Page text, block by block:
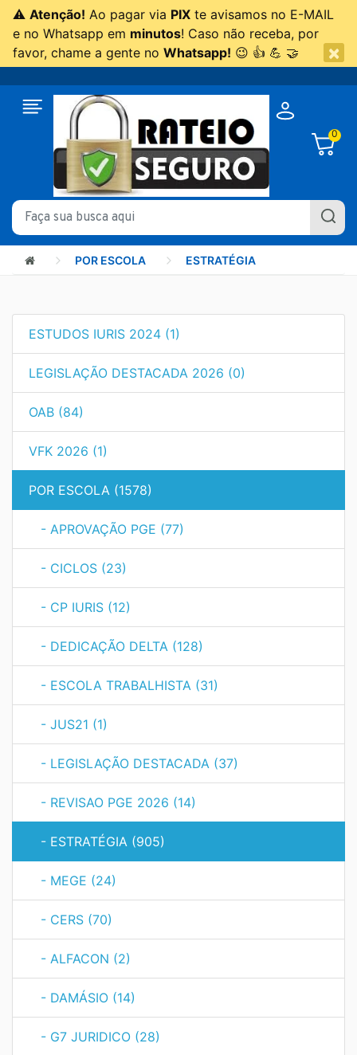
⚠ Atenção! Ao pagar via PIX te avisamos no E-MAIL
e no Whatsapp em minutos! Caso não receba, por
favor, chame a gente no Whatsapp! 😉 👍 💪 🤝 ×
0
POR ESCOLA ESTRATÉGIA
ESTUDOS IURIS 2024 (1)
LEGISLAÇÃO DESTACADA 2026 (0)
OAB (84)
VFK 2026 (1)
POR ESCOLA (1578)
- APROVAÇÃO PGE (77)
- CICLOS (23)
- CP IURIS (12)
- DEDICAÇÃO DELTA (128)
- ESCOLA TRABALHISTA (31)
- JUS21 (1)
- LEGISLAÇÃO DESTACADA (37)
- REVISAO PGE 2026 (14)
- ESTRATÉGIA (905)
- MEGE (24)
- CERS (70)
- ALFACON (2)
- DAMÁSIO (14)
- G7 JURIDICO (28)